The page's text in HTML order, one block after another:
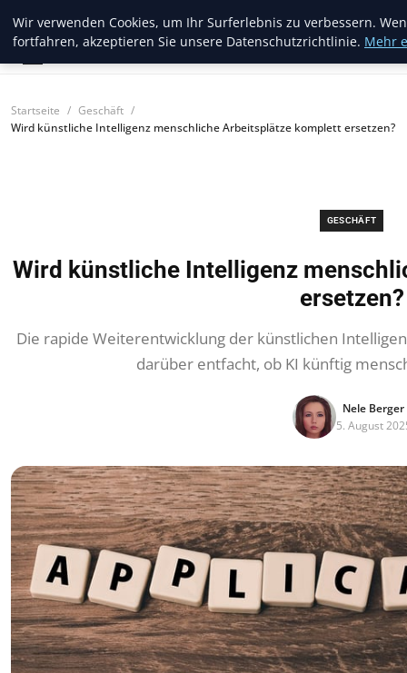
Web Recorder
Startseite
Geschäft
Wird künstliche Intelligenz menschliche Arbeitsplätze komplett ersetzen?
GESCHÄFT
Wird künstliche Intelligenz
ersetzen?
Die rapide Weiterentwicklung der künstlichen
darüber entfacht, ob KI künftig
Nele Berger
5. August
Wir verwenden Cookies, um Ihr Surferlebnis zu verbessern.
fortfahren, akzeptieren Sie unsere Datenschutzrichtlinie. Mehr